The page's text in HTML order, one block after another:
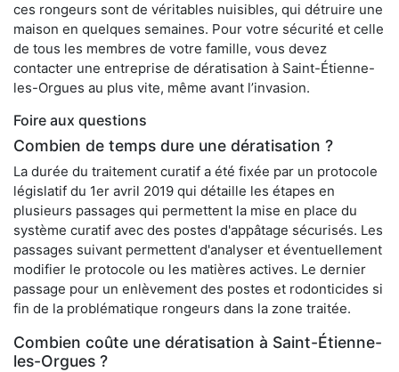
ces rongeurs sont de véritables nuisibles, qui détruire une
maison en quelques semaines. Pour votre sécurité et celle
de tous les membres de votre famille, vous devez
contacter une entreprise de dératisation à Saint-Étienne-
les-Orgues au plus vite, même avant l’invasion.
Foire aux questions
Combien de temps dure une dératisation ?
La durée du traitement curatif a été fixée par un protocole
législatif du 1er avril 2019 qui détaille les étapes en
plusieurs passages qui permettent la mise en place du
système curatif avec des postes d'appâtage sécurisés. Les
passages suivant permettent d'analyser et éventuellement
modifier le protocole ou les matières actives. Le dernier
passage pour un enlèvement des postes et rodonticides si
fin de la problématique rongeurs dans la zone traitée.
Combien coûte une dératisation à Saint-Étienne-
les-Orgues ?